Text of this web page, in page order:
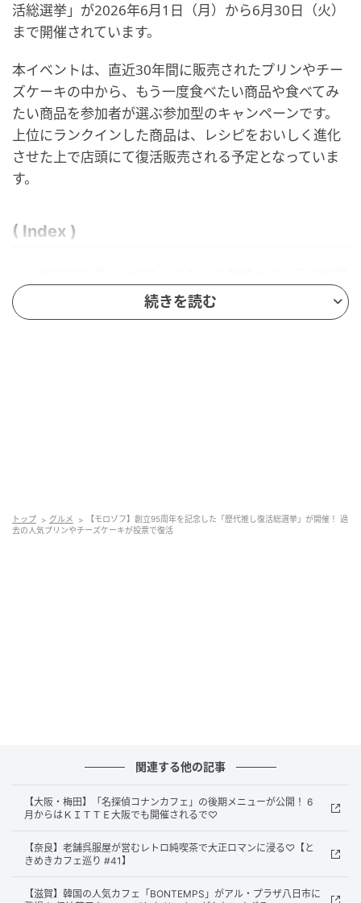
活総選挙」が2026年6月1日（月）から6月30日（火）
まで開催されています。
本イベントは、直近30年間に販売されたプリンやチー
ズケーキの中から、もう一度食べたい商品や食べてみ
たい商品を参加者が選ぶ参加型のキャンペーンです。
上位にランクインした商品は、レシピをおいしく進化
させた上で店頭にて復活販売される予定となっていま
す。
( Index )
挙の仕組み
抽選で95名に限定ゼリーが当たる♡
ど、今すごく食べてみたい！」と思うスイーツに1票を
投票方法はとっても簡単。特設ページからお気に入り
のスイーツを選んで「投票する」ボタンを押すだけで
完了します。
期間は2026年6月1日（月）10:00から6月30日（火）
16:00まで。なんと期間中は、1日1商品につき1回まで
続きを読む
トップ グルメ
【モロゾフ】創立95周年を記念した「歴代推し復活総選挙」が開催！ 過
去の人気プリンやチーズケーキが投票で復活
関連する他の記事
【大阪・梅田】「名探偵コナンカフェ」の後期メニューが公開！ 6
月からはＫＩＴＴＥ大阪でも開催されるで♡
【奈良】老舗呉服屋が営むレトロ純喫茶で大正ロマンに浸る♡【と
きめきカフェ巡り #41】
【滋賀】韓国の人気カフェ「BONTEMPS」がアル・プラザ八日市に